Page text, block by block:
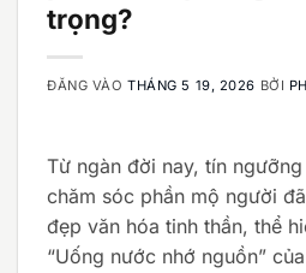
trọng?
ĐĂNG VÀOTHÁNG 5 19, 2026 BỞI
Từ ngàn đời nay, tín
chăm sóc phần mộ người
đẹp văn hóa tinh thần, thể
“Uống nước nhớ nguồn”